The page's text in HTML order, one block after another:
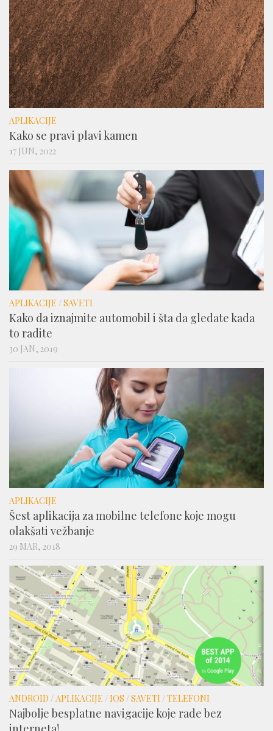
APLIKACIJE
Kako se pravi plavi kamen
17 JUN, 2022
APLIKACIJE /SAVETI
Kako da iznajmite automobil i šta da gledate kada
to radite
30 JAN, 2019
APLIKACIJE
Šest aplikacija za mobilne telefone koje mogu
olakšati vežbanje
29 MAR, 2018
ANDROID / APLIKACIJE /IOS /SAVETI /TELEFONI
Najbolje besplatne navigacije koje rade bez